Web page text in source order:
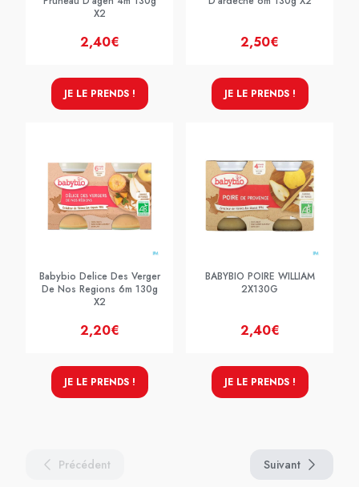
X2
2,40€
JE LE PRENDS !
2,50€
JE LE PRENDS !
Babybio Delice Des Verger
De Nos Regions 6m 130g
X2
2,20€
JE LE PRENDS !
BABYBIO POIRE WILLIAM
2X130G
2,40€
JE LE PRENDS !
Précédent Suivant